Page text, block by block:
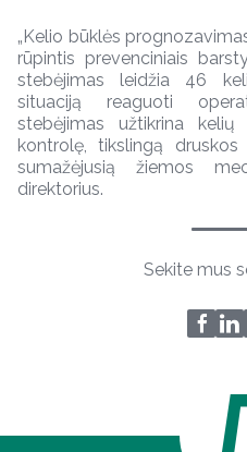
„Kelio būklės
rūpintis prevenciniais
stebėjimas leidžia 46
situaciją reaguoti
stebėjimas užtikrina
kontrolę, tikslingą
sumažėjusią žiemos
direktorius.
Sekite mus